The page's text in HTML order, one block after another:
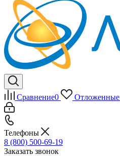
Сравнение0 Отложенные
Телефоны
8 (800) 500-69-19
Заказать звонок